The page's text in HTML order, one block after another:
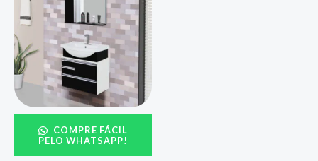
COMPRE FÁCIL
PELO WHATSAPP!